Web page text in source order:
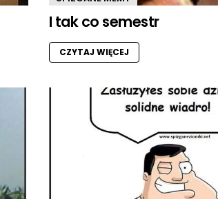
I tak co semestr
CZYTAJ WIĘCEJ